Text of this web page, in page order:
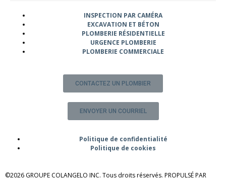
INSPECTION PAR CAMÉRA
EXCAVATION ET BÉTON
PLOMBERIE RÉSIDENTIELLE
URGENCE PLOMBERIE
PLOMBERIE COMMERCIALE
CONTACTEZ UN PLOMBIER
ENVOYER UN COURRIEL
Politique de confidentialité
Politique de cookies
©2026 GROUPE COLANGELO INC. Tous droits réservés. PROPULSÉ PAR